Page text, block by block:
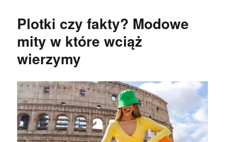
Plotki czy fakty? Modowe
mity w które wciąż
wierzymy